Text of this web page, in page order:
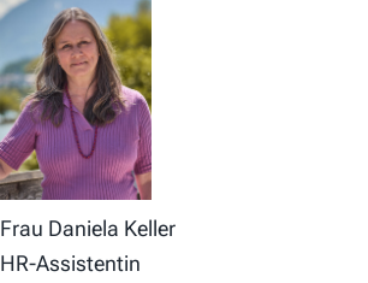
Frau Daniela Keller
HR-Assistentin